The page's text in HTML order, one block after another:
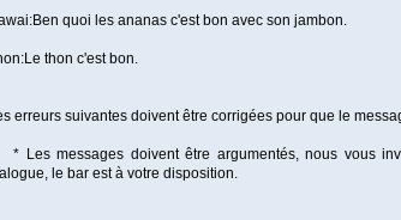
quoi les ananas c'est bon avec son jambon.
thon c'est bon.
erreurs suivantes doivent être corrigées pour que le
Les messages doivent être argumentés, nous vous
le bar est à votre disposition.